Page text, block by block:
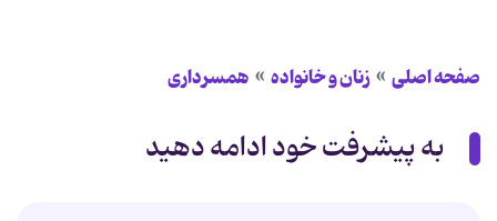
صفحه اصلی زنان و خانواده همسرداری
به پیشرفت خود ادامه دهید